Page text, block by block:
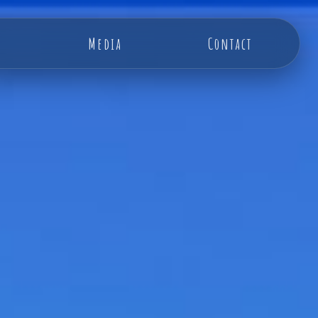
Media Contact